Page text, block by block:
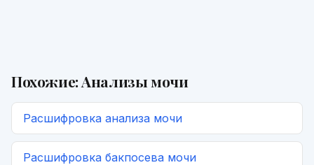
Похожие: Анализы мочи
Расшифровка анализа мочи
Расшифровка бакпосева мочи